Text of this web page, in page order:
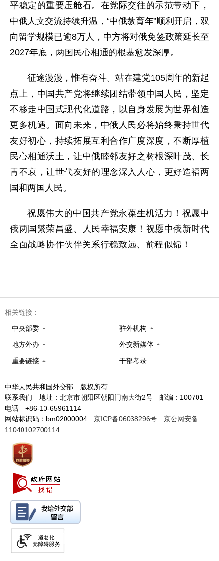
平稳定的重要压舱石。在党际交往的示范带动下，
中俄人文交流持续升温，“中俄教育年”顺利开启，双
向留学规模已逾8万人，中方将对俄免签政策延长至
2027年底，两国民心相通的根基愈发深厚。
征途漫漫，惟有奋斗。站在建党105周年的新起
点上，中国共产党将继续团结带领中国人民，坚定
不移走中国式现代化道路，以自身发展为世界创造
更多机遇。面向未来，中俄人民必将始终秉持世代
友好初心，持续拓展互利合作广度深度，不断厚植
民心相通沃土，让中俄睦邻友好之树根深叶茂、长
青不衰，让世代友好的理念深入人心，更好造福两
国和两国人民。
祝愿伟大的中国共产党永葆生机活力！祝愿中
俄两国繁荣昌盛、人民幸福安康！祝愿中俄新时代
全面战略协作伙伴关系行稳致远、前程似锦！
相关链接：
中央部委 驻外机构
地方外办 外交新媒体
重要链接 干部考录
中华人民共和国外交部 版权所有
联系我们 地址：北京市朝阳区朝阳门南大街2号 邮编：100701
电话：+86-10-65961114
网站标识码：bm02000004 京ICP备06038296号
京公网安备
11040102700114